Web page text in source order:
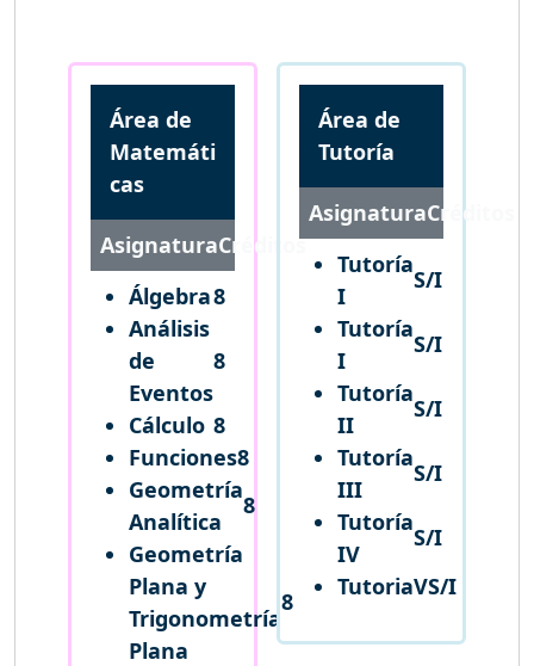
Área de
Matemáti
cas
AsignaturaCréditos
Álgebra8
Análisis
de
Eventos
8
Cálculo 8
Funciones8
Geometría
Analítica
8
Geometría
Plana y
Trigonometría
Plana
8
Área de
Tutoría
AsignaturaCréditos
Tutoría
I
S/I
Tutoría
I
S/I
Tutoría
II
S/I
Tutoría
III
S/I
Tutoría
IV
S/I
TutoriaVS/I